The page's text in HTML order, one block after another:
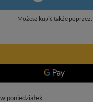
Możesz kupić także poprzez:
w poniedziałek